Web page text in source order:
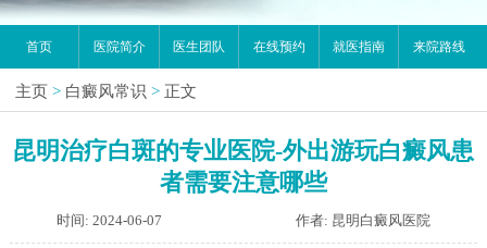
首页 医院简介 医生团队 在线预约 就医指南 来院路线
主页 > 白癜风常识 > 正文
昆明治疗白斑的专业医院-外出游玩白癜风患
者需要注意哪些
时间: 2024-06-07 作者: 昆明白癜风医院